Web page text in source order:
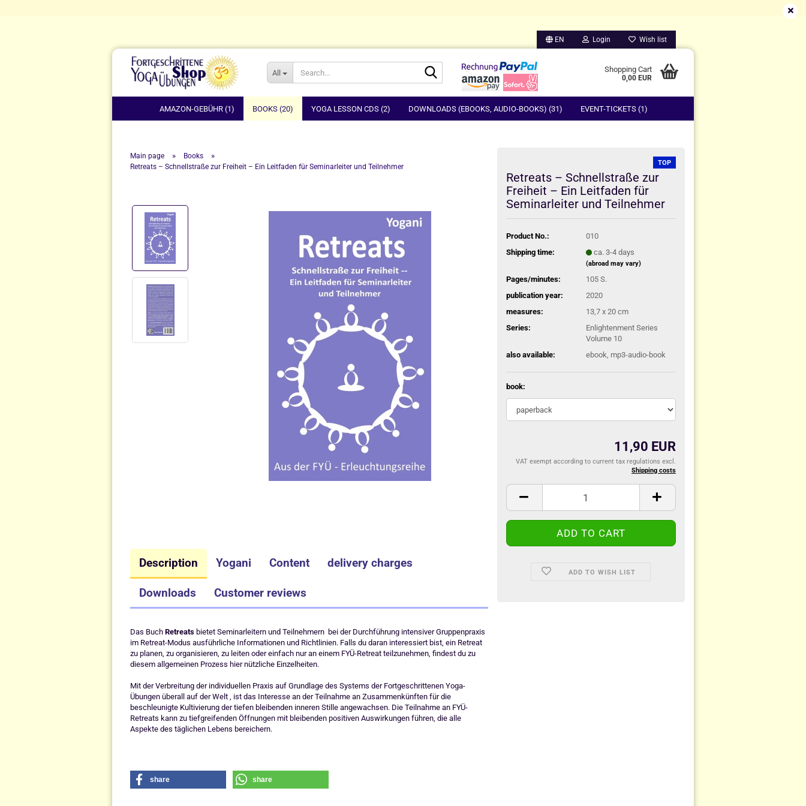
EN
Change language
Login
Create a new account
Forgot password?
Wish list
All
Search... Shopping Cart
0,00 EUR
AMAZON-GEBÜHR (1) BOOKS (20) YOGA LESSON CDS (2) DOWNLOADS (EBOOKS, AUDIO-BOOKS) (31) EVENT-TICKETS (1)
Main page » Books »
Retreats – Schnellstraße zur Freiheit – Ein Leitfaden für Seminarleiter und Teilnehmer TOP
Retreats – Schnellstraße zur
Freiheit – Ein Leitfaden für
Seminarleiter und Teilnehmer
Product No.:
010
Shipping time:
ca. 3-4 days
(abroad may vary)
Pages/minutes:
105 S.
publication year:
2020
measures:
13,7 x 20 cm
Series:
Enlightenment Series
Volume 10
also available:
ebook, mp3-audio-book
book:
11,90 EUR
VAT exempt according to current tax regulations excl.
Shipping costs
ADD TO WISH LIST
Description Yogani Content delivery charges
Downloads Customer reviews
Das Buch Retreats bietet Seminarleitern und Teilnehmern bei der Durchführung intensiver Gruppenpraxis
im Retreat-Modus ausführliche Informationen und Richtlinien. Falls du daran interessiert bist, ein Retreat
zu planen, zu organisieren, zu leiten oder einfach nur an einem FYÜ-Retreat teilzunehmen, findest du zu
diesem allgemeinen Prozess hier nützliche Einzelheiten.
Mit der Verbreitung der individuellen Praxis auf Grundlage des Systems der Fortgeschrittenen Yoga-
Übungen überall auf der Welt , ist das Interesse an der Teilnahme an Zusammenkünften für die
beschleunigte Kultivierung der tiefen bleibenden inneren Stille angewachsen. Die Teilnahme an FYÜ-
Retreats kann zu tiefgreifenden Öffnungen mit bleibenden positiven Auswirkungen führen, die alle
Aspekte des täglichen Lebens bereichern.
share share